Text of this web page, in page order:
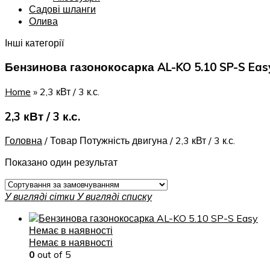
Садові шланги
Олива
Інші категорії
Бензинова газонокосарка AL-KO 5.10 SP-S
Home » 2,3 кВт / 3 к.с.
2,3 кВт / 3 к.с.
Головна / Товар Потужність двигуна / 2,3 кВт / 3 к.с.
Показано один результат
У вигляді сітки У вигляді списку
Немає в наявності
Немає в наявності
0 out of 5